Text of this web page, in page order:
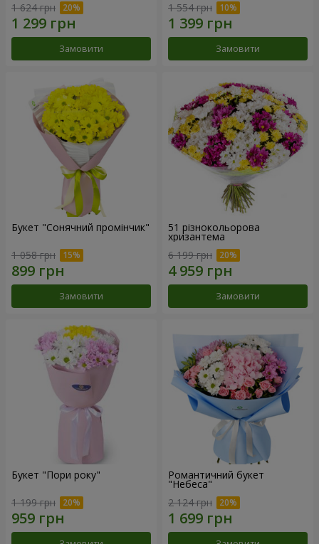
1 624 грн
Замовити
1 554 грн
Замовити
Букет "Сонячний промінчик"
1 058 грн
Замовити
51 різнокольорова
хризантема
6 199 грн
Замовити
Букет "Пори року"
1 199 грн
Романтичний букет
"Небеса"
2 124 грн